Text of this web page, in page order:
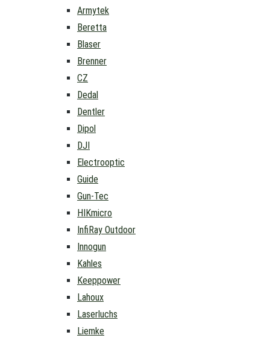
Armytek
Beretta
Blaser
Brenner
CZ
Dedal
Dentler
Dipol
DJI
Electrooptic
Guide
Gun-Tec
HIKmicro
InfiRay Outdoor
Innogun
Kahles
Keeppower
Lahoux
Laserluchs
Liemke